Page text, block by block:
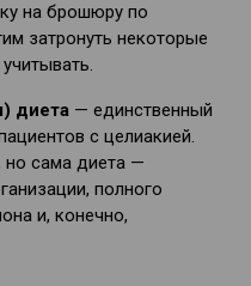
на брошюру по
затронуть некоторые
диета — единственный
с целиакией.
но сама диета —
полного
и, конечно,